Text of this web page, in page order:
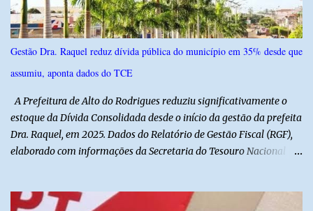
Gestão Dra. Raquel reduz dívida pública do município em 35% desde que
assumiu, aponta dados do TCE
A Prefeitura de Alto do Rodrigues reduziu significativamente o
estoque da Dívida Consolidada desde o início da gestão da prefeita
Dra. Raquel, em 2025. Dados do Relatório de Gestão Fiscal (RGF),
elaborado com informações da Secretaria do Tesouro Nacional
2024. Ao final de 2025, esse passivo já havia caído para R$